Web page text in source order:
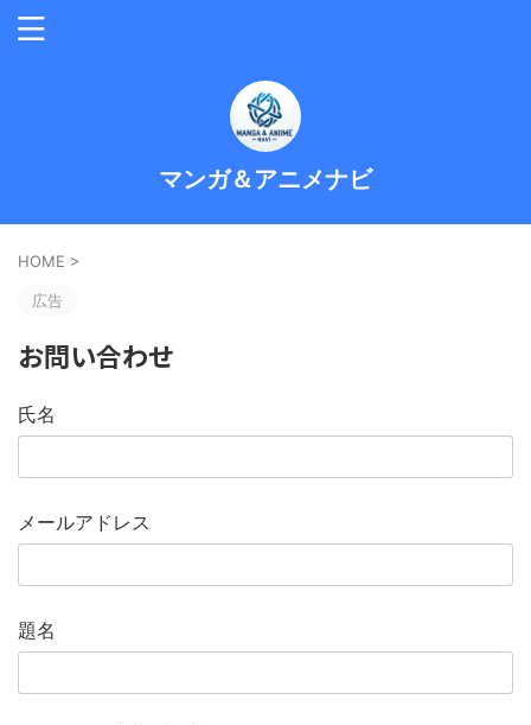
マンガ＆アニメナビ
HOME >
広告
お問い合わせ
氏名
メールアドレス
題名